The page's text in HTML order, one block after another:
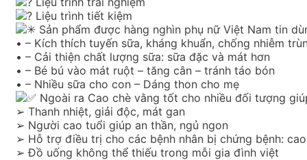
Liệu trình tiết kiệm
Sản phẩm được hàng nghìn phụ nữ Việt Nam tin
• – Kích thích tuyến sữa, kháng khuẩn, chống nhiễm
• – Cải thiện chất lượng sữa: sữa đặc và mát hơn
• – Bé bú vào mát ruột – tăng cân – tránh táo bón
• – Nhiều sữa cho con – Dáng thon cho mẹ
Ngoài ra Cao chè vằng tốt cho nhiều đối tượng
➢ Thanh nhiệt, giải độc, mát gan
➢ Người cao tuổi giúp an thần, ngủ ngon
➢ Hỗ trợ điều trị cho các bệnh nhân bị chứng bệnh:
➢ Đồ uống không thể thiếu trong mỗi gia đình việt